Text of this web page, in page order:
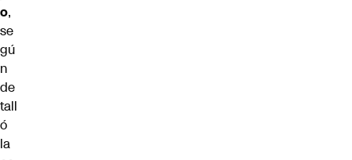
o,
se
gú
n
de
tall
ó
la